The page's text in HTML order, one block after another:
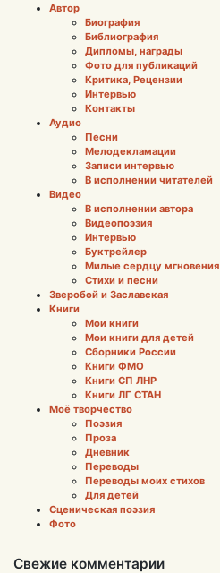
Автор
Биография
Библиография
Дипломы, награды
Фото для публикаций
Критика, Рецензии
Интервью
Контакты
Аудио
Песни
Мелодекламации
Записи интервью
В исполнении читателей
Видео
В исполнении автора
Видеопоэзия
Интервью
Буктрейлер
Милые сердцу мгновения
Стихи и песни
Зверобой и Заславская
Книги
Мои книги
Мои книги для детей
Сборники России
Книги ФМО
Книги СП ЛНР
Книги ЛГ СТАН
Моё творчество
Поэзия
Проза
Дневник
Переводы
Переводы моих стихов
Для детей
Сценическая поэзия
Фото
Свежие комментарии